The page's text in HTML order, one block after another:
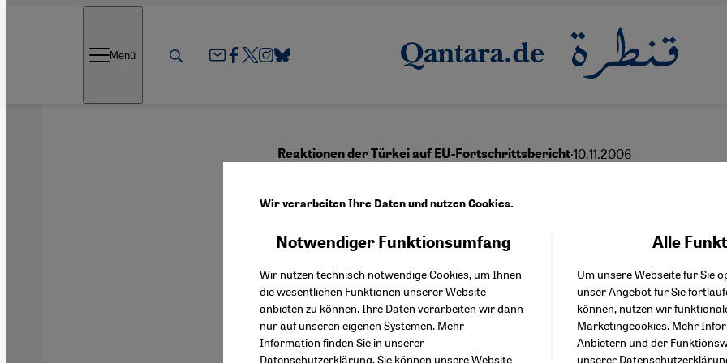
Menü
Reaktionen der Türkei auf EU-Fortschrittsbericht·10.11.2006
Verwunderung über Europas
Vergesslichkeit
Deutsch
Wir verarbeiten Ihre Daten und nutzen Cookies.
Notwendiger Funktionsumfang
Wir nutzen technisch notwendige Cookies, um Ihnen
die wesentlichen Funktionen unserer Website
anbieten zu können. Ihre Daten verarbeiten wir dann
nur auf unseren eigenen Systemen. Mehr
Information finden Sie in unserer
Datenschutzerklärung. Sie können unsere Website
Alle
Um unsere Webseite für Sie
unser Angebot für Sie
können, nutzen wir
Marketingcookies. Mehr
Anbietern und der
unserer
Facebook Embed /
Twitter Embed
Instagram Embed
Youtube Embed
Google Maps Embed